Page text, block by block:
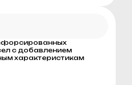
с добавлением
характеристикам